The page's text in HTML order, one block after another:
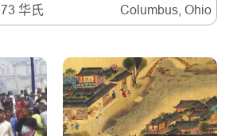
73 华氏 Columbus, Ohio